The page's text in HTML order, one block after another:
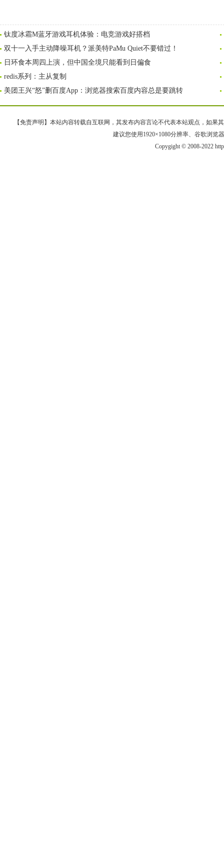
钛度冰霜M蓝牙游戏耳机体验：电竞游戏好搭档
双十一入手主动降噪耳机？派美特PaMu Quiet不要错过！
日环食本周四上演，但中国全境只能看到日偏食
redis系列：主从复制
美团王兴“怒”删百度App：浏览器搜索百度内容总是要跳转
【免责声明】本站内容转载自互联网，其发布内容言论不代表本站观点，如果
建议您使用1920×1080分辨率、谷歌浏览
Copygight © 2008-2022